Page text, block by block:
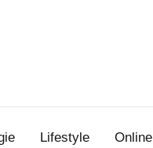
Lifestyle Online